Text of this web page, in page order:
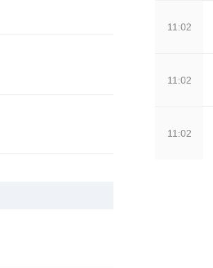
11:02
11:02
11:02